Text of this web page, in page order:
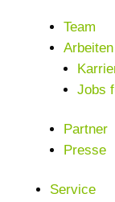
Team
Jobs
Partner
Presse
Service